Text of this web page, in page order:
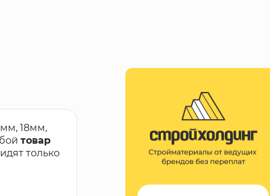
18мм,
товар
только